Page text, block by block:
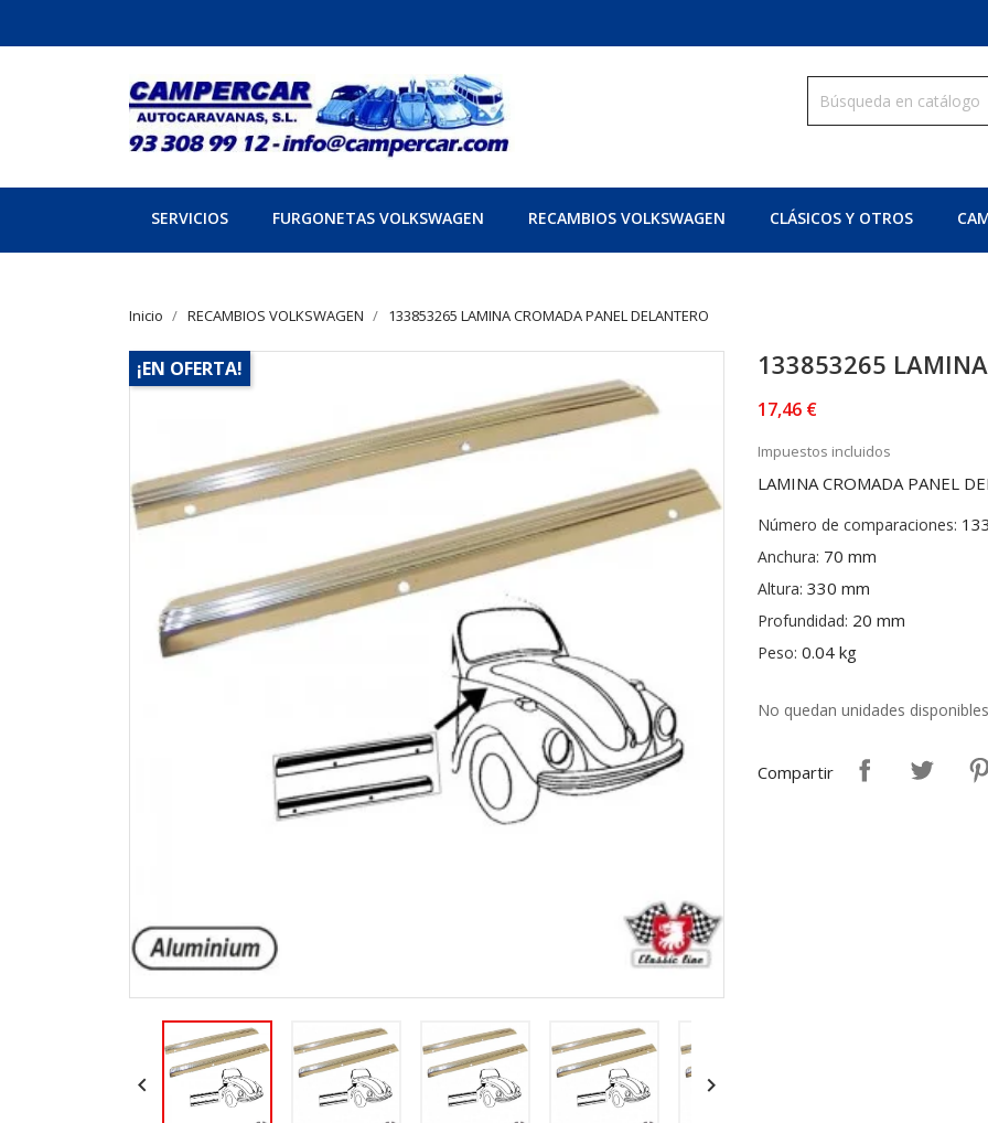
SERVICIOS FURGONETAS VOLKSWAGEN RECAMBIOS VOLKSWAGEN CLÁSICOS Y OTROS
Inicio RECAMBIOS VOLKSWAGEN 133853265 LAMINA CROMADA PANEL DELANTERO
¡EN OFERTA!
 
133853265
17,46 €
Impuestos incluidos
LAMINA CROMADA PANEL
Número de comparaciones:
Anchura: 70 mm
Altura: 330 mm
Profundidad: 20 mm
Peso: 0.04 kg
No quedan unidades disponibles
Compartir